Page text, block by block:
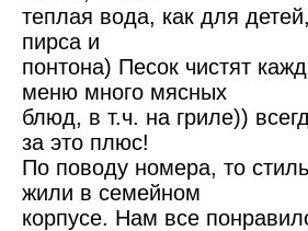
теплая вода, как для
пирса и
понтона) Песок чистят
меню много мясных
блюд, в т.ч. на гриле))
за это плюс!
По поводу номера, то
жили в семейном
корпусе. Нам все